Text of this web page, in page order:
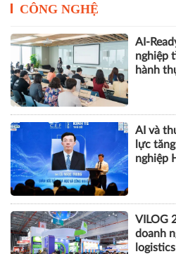
CÔNG NGHỆ
AI-
nghiệp
hành
AI và
lực
nghiệp
VILOG
doanh